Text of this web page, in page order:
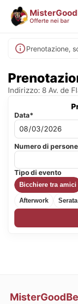
Offerte nei bar
Prenotazione,
Indirizzo: 8 Av. de
Data*
Numero di
Tipo di evento
Bicchiere tra amici
Afterwork